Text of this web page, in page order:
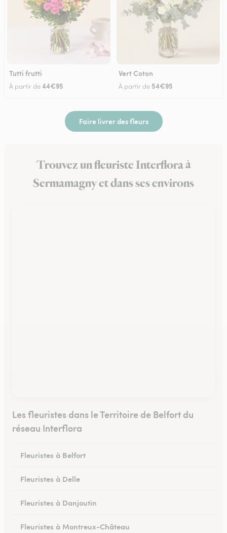
Tutti frutti
À partir de44€95
Vert Coton
À partir de 54€95
Faire livrer des fleurs
Trouvez un fleuriste Interflora à
Sermamagny et dans ses environs
Les fleuristes dans le Territoire de Belfort du
réseau Interflora
Fleuristes à Belfort
Fleuristes à Delle
Fleuristes à Danjoutin
Fleuristes à Montreux-Château